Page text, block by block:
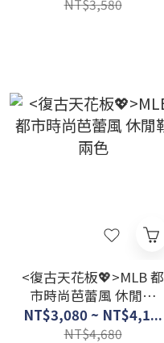
NT$3,580
<復古天花板💖>MLB 都
市時尚芭蕾風 休閒鞋
兩色
NT$3,080 ~ NT$4,1...
NT$4,680